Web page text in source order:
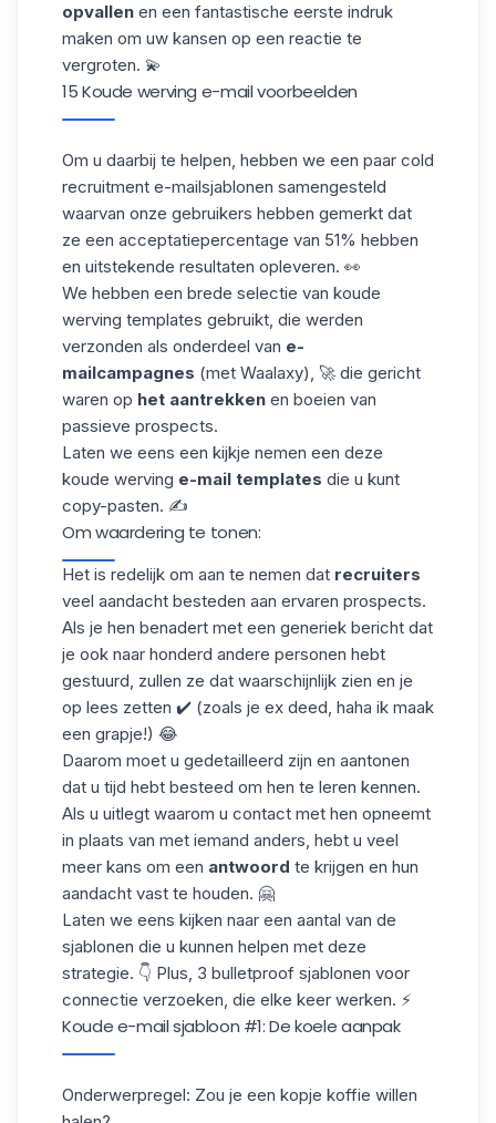
opvallen en een fantastische eerste indruk
maken om uw kansen op een reactie te
vergroten. 💫
15 Koude werving e-mail voorbeelden
Om u daarbij te helpen, hebben we een paar cold
recruitment e-mailsjablonen samengesteld
waarvan onze gebruikers hebben gemerkt dat
ze een acceptatiepercentage van 51% hebben
en uitstekende resultaten opleveren. 👀
We hebben een brede selectie van koude
werving templates gebruikt, die werden
verzonden als onderdeel van e-
mailcampagnes (met Waalaxy), 🚀 die gericht
waren op het aantrekken en boeien van
passieve prospects.
Laten we eens een kijkje nemen een deze
koude werving e-mail templates die u kunt
copy-pasten. ✍️
Om waardering te tonen:
Het is redelijk om aan te nemen dat recruiters
veel aandacht besteden aan ervaren prospects.
Als je hen benadert met een generiek bericht dat
je ook naar honderd andere personen hebt
gestuurd, zullen ze dat waarschijnlijk zien en je
op lees zetten ✔️ (zoals je ex deed, haha ik maak
een grapje!) 😂
Daarom moet u gedetailleerd zijn en aantonen
dat u tijd hebt besteed om hen te leren kennen.
Als u uitlegt waarom u contact met hen opneemt
in plaats van met iemand anders, hebt u veel
meer kans om een antwoord te krijgen en hun
aandacht vast te houden. 🤗
Laten we eens kijken naar een aantal van de
sjablonen die u kunnen helpen met deze
strategie. 👇 Plus, 3 bulletproof sjablonen voor
connectie verzoeken, die elke keer werken. ⚡
Koude e-mail sjabloon #1: De koele aanpak
Onderwerpregel: Zou je een kopje koffie willen